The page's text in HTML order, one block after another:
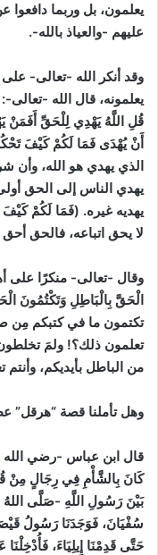
يعلمون، بل وربما دافعوا
عليهم -والعياذ بالله-.
وقد أنكر الله -تعالى-
يعلمونه، قال الله -تعالى-:
قُلِ اللَّهُ يَهْدِي لِلْحَقِّ أَفَمَنْ
أَنْ يُهْدَى فَمَا لَكُمْ كَيْفَ
الذي يهدي هو الله، وأن
يهدي الناس إلى الحق
يهديه غيره. (فَمَا لَكُمْ
لا يحق اتباعه، فالحق أحق
وقال -تعالى- منكرًا على
الْحَقَّ بِالْبَاطِلِ وَتَكْتُمُونَ
تكتمون ما في كتبكم مِن
تعلمون ذلك؟! ولمَ
من الباطل بأيديكم،
وهل تأملنا قصة “هرقل”
قال ابن عباس -رضي الله
كَانَ بِالشَّأْمِ فِي رِجَالٍ مِنْ
بَيْنَ رَسُولِ اللَّهِ -صَلَّى
سُفْيَانَ، فَوَجَدَنَا رَسُولُ
حَتَّى قَدِمْنَا إِيلِيَاءَ،